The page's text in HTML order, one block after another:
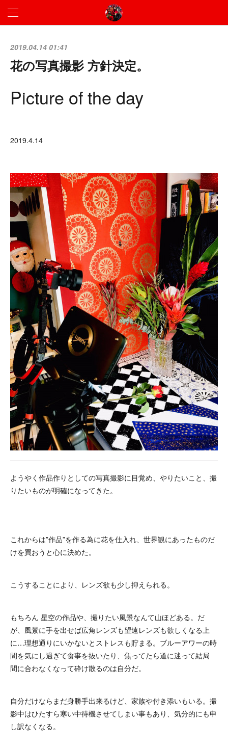
2019.04.14 01:41
花の写真撮影 方針決定。
Picture of the day
2019.4.14
ようやく作品作りとしての写真撮影に目覚め、やりたいこと、撮
りたいものが明確になってきた。
これからは”作品”を作る為に花を仕入れ、世界観にあったものだ
けを買おうと心に決めた。
こうすることにより、レンズ欲も少し抑えられる。
もちろん 星空の作品や、撮りたい風景なんて山ほどある。だ
が、風景に手を出せば広角レンズも望遠レンズも欲しくなる上
に…理想通りにいかないとストレスも貯まる。ブルーアワーの時
間を気にし過ぎて食事を抜いたり、焦ってたら道に迷って結局
間に合わなくなって砕け散るのは自分だ。
自分だけならまだ身勝手出来るけど、家族や付き添いもいる。撮
影中はひたすら寒い中待機させてしまい事もあり、気分的にも申
し訳なくなる。